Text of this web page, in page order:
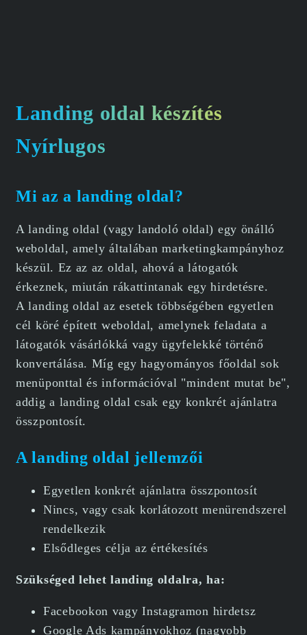
Landing oldal készítés
Nyírlugos
Mi az a landing oldal?
A landing oldal (vagy landoló oldal) egy önálló
weboldal, amely általában marketingkampányhoz
készül. Ez az az oldal, ahová a látogatók
érkeznek, miután rákattintanak egy hirdetésre.
A landing oldal az esetek többségében egyetlen
cél köré épített weboldal, amelynek feladata a
látogatók vásárlókká vagy ügyfelekké történő
konvertálása. Míg egy hagyományos főoldal sok
menüponttal és információval "mindent mutat be",
addig a landing oldal csak egy konkrét ajánlatra
összpontosít.
A landing oldal jellemzői
Egyetlen konkrét ajánlatra összpontosít
Nincs, vagy csak korlátozott menürendszerel
rendelkezik
Elsődleges célja az értékesítés
Szükséged lehet landing oldalra, ha:
Facebookon vagy Instagramon hirdetsz
Google Ads kampányokhoz (nagyobb